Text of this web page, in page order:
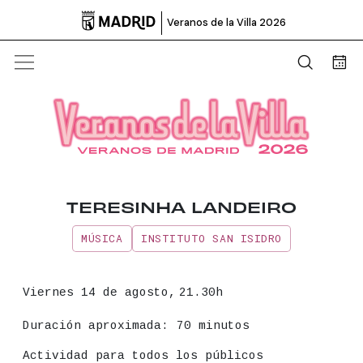
 Veranos de la Villa 2026
Abrir
TERESINHA LANDEIRO
MÚSICA INSTITUTO SAN ISIDRO
Información principal del
Fecha
Viernes 14 de agosto, 21.30h
Duración aproximada: 70 minutos
Actividad para todos los públicos